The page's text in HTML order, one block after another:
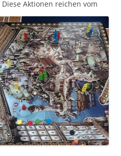
Diese Aktionen reichen vom